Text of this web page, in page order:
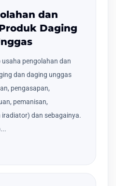
dan
Daging
pengolahan dan
dan daging unggas
pengasapan,
pemanisan,
dan sebagainya.